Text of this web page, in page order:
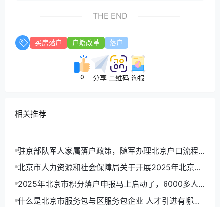
THE END
买房落户 户籍改革 落户
0 分享 二维码 海报
相关推荐
驻京部队军人家属落户政策，随军办理北京户口流程
详解
北京市人力资源和社会保障局关于开展2025年北京市
积分落户申报工作的通告
2025年北京市积分落户申报马上启动了，6000多人
可以拿到北京户口
什么是北京市服务包与区服务包企业 人才引进有哪些